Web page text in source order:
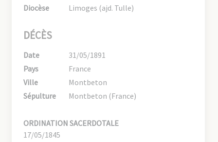
Diocèse
Limoges (ajd. Tulle)
DÉCÈS
Date
31/05/1891
Pays
France
Ville
Montbeton
Sépulture
Montbeton (France)
ORDINATION SACERDOTALE
17/05/1845